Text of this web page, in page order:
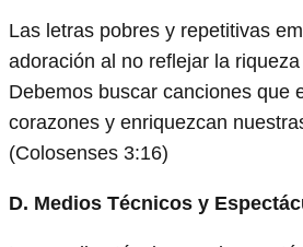
Las letras pobres y repetitivas
adoración al no reflejar la
Debemos buscar canciones que
corazones y enriquezcan
(Colosenses 3:16)
D. Medios Técnicos y